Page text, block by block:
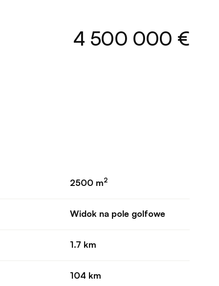
4 500 000 €
2500 m2
Widok na pole golfowe
1.7 km
104 km